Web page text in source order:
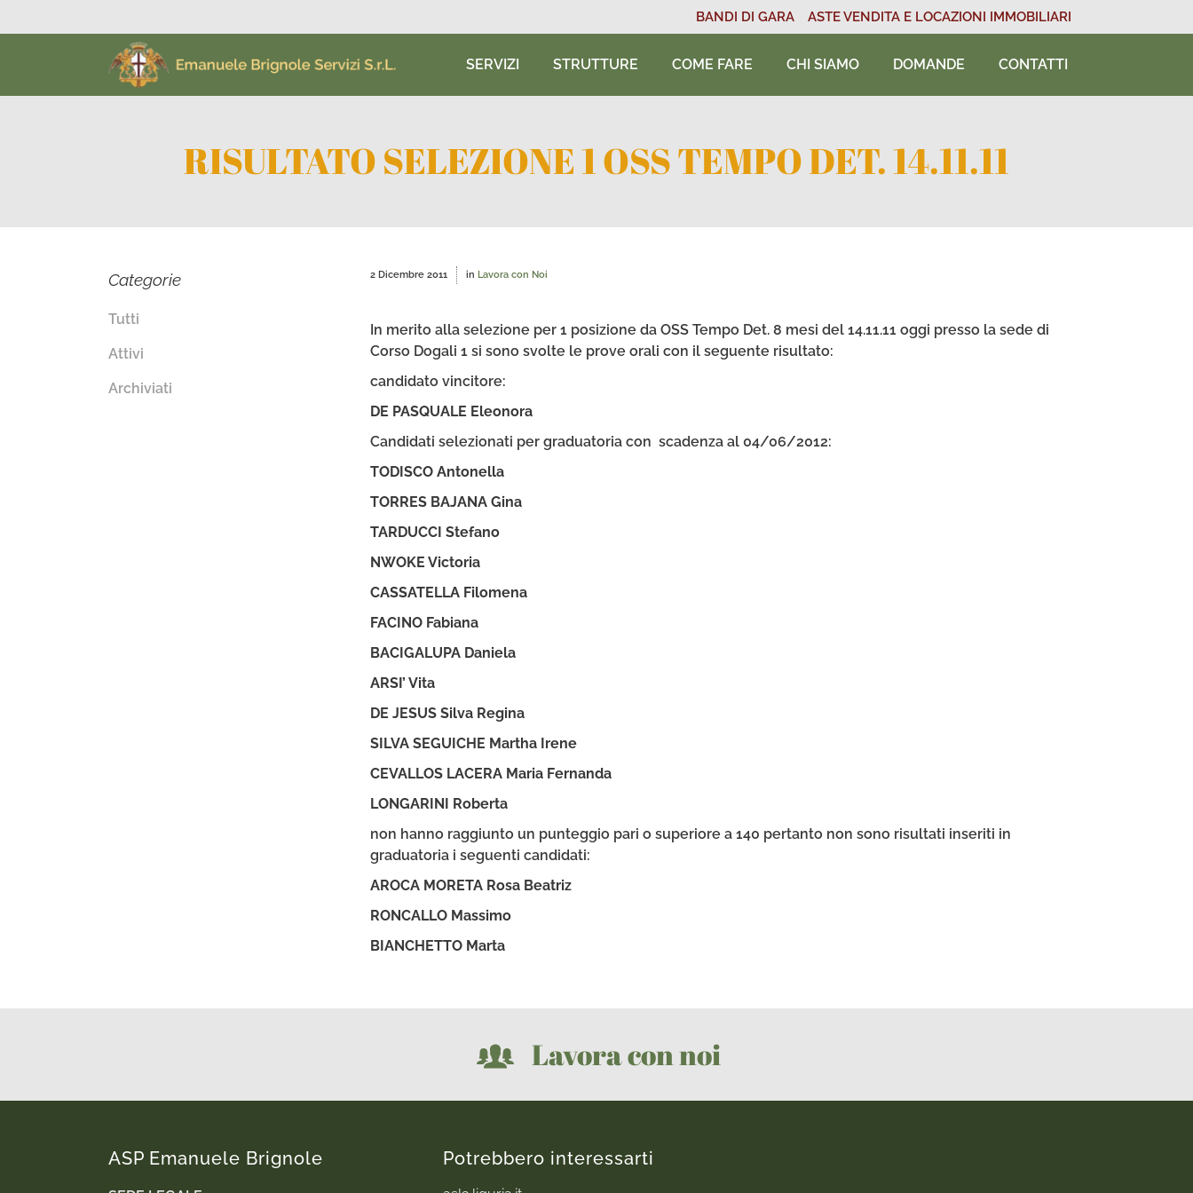
BANDI DI GARA ASTE VENDITA E LOCAZIONI IMMOBILIARI
SERVIZI STRUTTURE COME FARE CHI SIAMO DOMANDE CONTATTI
RISULTATO SELEZIONE 1 OSS TEMPO DET. 14.11.11
Categorie
Tutti
Attivi
Archiviati
2 Dicembre 2011 in Lavora con Noi
In merito alla selezione per 1 posizione da OSS Tempo Det. 8 mesi del 14.11.11 oggi presso la sede di
Corso Dogali 1 si sono svolte le prove orali con il seguente risultato:
candidato vincitore:
DE PASQUALE Eleonora
Candidati selezionati per graduatoria con scadenza al 04/06/2012:
TODISCO Antonella
TORRES BAJANA Gina
TARDUCCI Stefano
NWOKE Victoria
CASSATELLA Filomena
FACINO Fabiana
BACIGALUPA Daniela
ARSI’ Vita
DE JESUS Silva Regina
SILVA SEGUICHE Martha Irene
CEVALLOS LACERA Maria Fernanda
LONGARINI Roberta
non hanno raggiunto un punteggio pari o superiore a 140 pertanto non sono risultati inseriti in
graduatoria i seguenti candidati:
AROCA MORETA Rosa Beatriz
RONCALLO Massimo
BIANCHETTO Marta
Lavora con noi
ASP Emanuele Brignole Potrebbero interessarti